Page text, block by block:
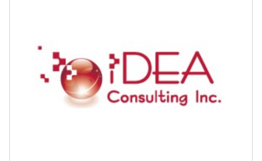
一般職は月給制。残業代は1分単位でお支払い致します。
＜月給＞
230,000円〜